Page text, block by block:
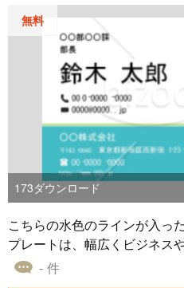
無料
173ダウンロード
こちらの水色のラインが入っ
プレートは、幅広くビジネス
く、さわやかな印象を相手に与
- 件